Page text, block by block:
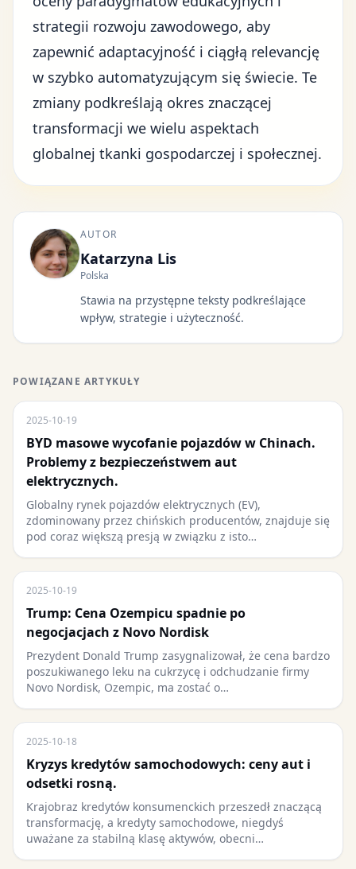
strategii rozwoju zawodowego, aby
zapewnić adaptacyjność i ciągłą relevancję
w szybko automatyzującym się świecie. Te
zmiany podkreślają okres znaczącej
transformacji we wielu aspektach
globalnej tkanki gospodarczej i społecznej.
AUTOR
Katarzyna Lis
Polska
Stawia na przystępne teksty podkreślające
wpływ, strategie i użyteczność.
POWIĄZANE ARTYKUŁY
2025-10-19
BYD masowe wycofanie pojazdów w Chinach.
Problemy z bezpieczeństwem aut
elektrycznych.
Globalny rynek pojazdów elektrycznych (EV),
zdominowany przez chińskich producentów, znajduje się
pod coraz większą presją w związku z isto…
2025-10-19
Trump: Cena Ozempicu spadnie po
negocjacjach z Novo Nordisk
Prezydent Donald Trump zasygnalizował, że cena bardzo
poszukiwanego leku na cukrzycę i odchudzanie firmy
Novo Nordisk, Ozempic, ma zostać o…
2025-10-18
Kryzys kredytów samochodowych: ceny aut i
odsetki rosną.
Krajobraz kredytów konsumenckich przeszedł znaczącą
transformację, a kredyty samochodowe, niegdyś
uważane za stabilną klasę aktywów, obecni…